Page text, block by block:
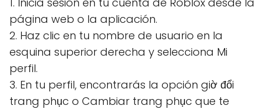
página web o la aplicación.
2. Haz clic en tu nombre de usuario en la
esquina superior derecha y selecciona Mi
perfil.
3. En tu perfil, encontrarás la opción giờ đổi
trang phục o Cambiar trang phục que te